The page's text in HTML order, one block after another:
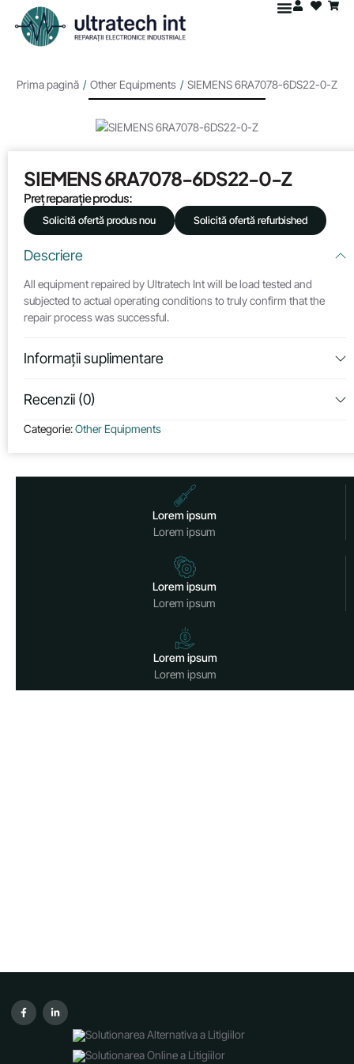
Prima pagină / Other Equipments / SIEMENS 6RA7078-6DS22-0-Z
SIEMENS 6RA7078-6DS22-0-Z
Preț reparație produs:
Solicită ofertă produs nou Solicită ofertă refurbished
Descriere
All equipment repaired by Ultratech Int will be load tested and
subjected to actual operating conditions to truly confirm that the
repair process was successful.
Informații suplimentare
Recenzii (0)
Categorie:Other Equipments
Lorem ipsum
Lorem ipsum
Lorem ipsum
Lorem ipsum
Lorem ipsum
Lorem ipsum